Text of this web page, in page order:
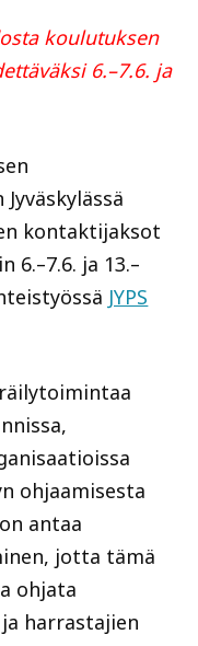
koulutuksen
6.–7.6. ja
kontaktijaksot
6.–7.6. ja 13.–
JYPS
ohjaamisesta
antaa
jotta tämä
ohjata
harrastajien